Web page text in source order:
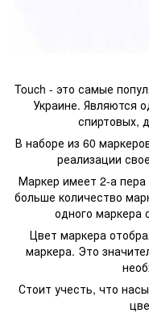
Touch - это самые
Украине. Являются
спиртовых,
В наборе из 60
реализации
Маркер имеет 2-а
больше количество
одного маркера
Цвет маркера
маркера. Это
Стоит учесть, что